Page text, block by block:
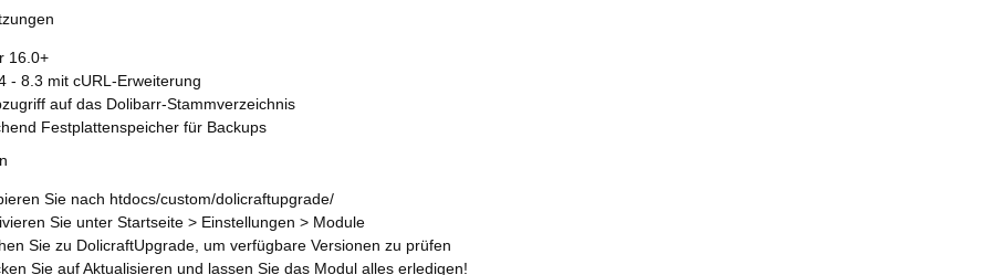
16.0+
- 8.3 mit cURL-Erweiterung
auf das Dolibarr-Stammverzeichnis
Festplattenspeicher für Backups
Sie nach htdocs/custom/dolicraftupgrade/
Sie unter Startseite > Einstellungen > Module
Sie zu DolicraftUpgrade, um verfügbare Versionen zu prüfen
Sie auf Aktualisieren und lassen Sie das Modul alles erledigen!